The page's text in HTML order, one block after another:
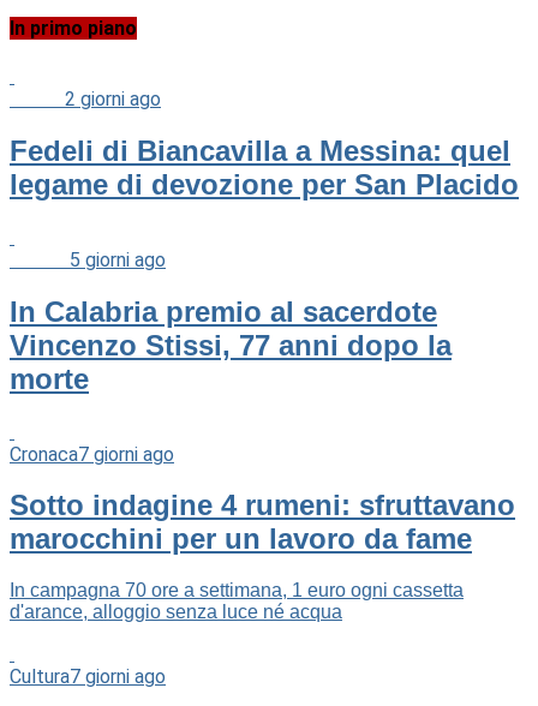
In primo piano
2 giorni ago
Fedeli di Biancavilla a Messina: quel
legame di devozione per San Placido
5 giorni ago
In Calabria premio al sacerdote
Vincenzo Stissi, 77 anni dopo la
morte
Cronaca7 giorni ago
Sotto indagine 4 rumeni: sfruttavano
marocchini per un lavoro da fame
In campagna 70 ore a settimana, 1 euro ogni cassetta
d'arance, alloggio senza luce né acqua
Cultura7 giorni ago